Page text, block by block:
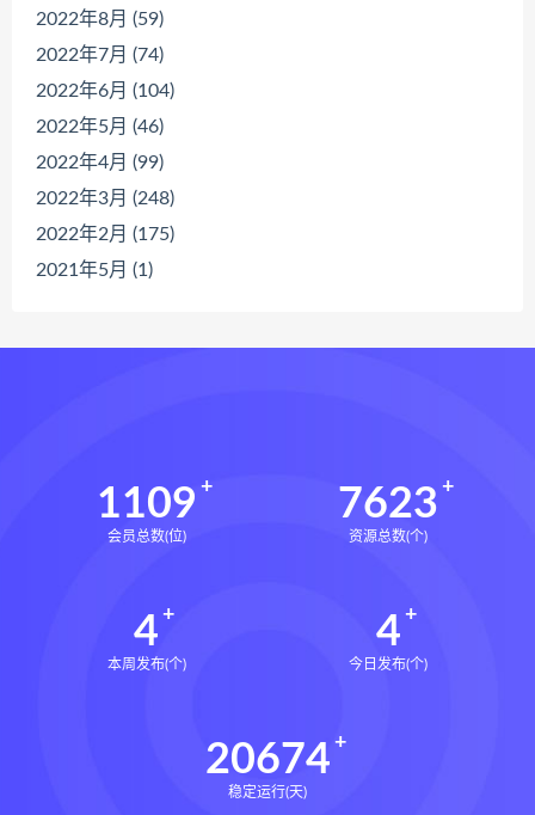
2022年8月 (59)
2022年7月 (74)
2022年6月 (104)
2022年5月 (46)
2022年4月 (99)
2022年3月 (248)
2022年2月 (175)
2021年5月 (1)
1109
会员总数(位)
7623
资源总数(个)
4
本周发布(个)
4
今日发布(个)
20674
稳定运行(天)